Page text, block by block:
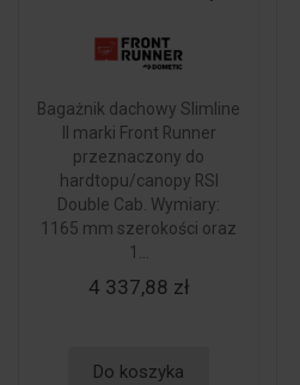
Bagażnik dachowy Slimline
II marki Front Runner
przeznaczony do
hardtopu/canopy RSI
Double Cab. Wymiary:
1165 mm szerokości oraz
1...
4 337,88 zł
Do koszyka